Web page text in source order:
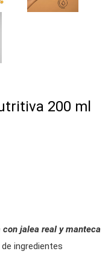
200 ml
con jalea real y manteca
ingredientes